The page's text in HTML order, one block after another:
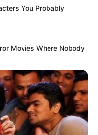
судить за
за 70